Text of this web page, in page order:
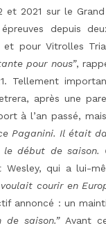
2021 sur le
depuis
pour Vitrolles
pour nous”,
Tellement
après une
à l’an passé,
Paganini. Il était
début de saison.
Wesley, qui a lui-
courir en
annoncé : un
saison.”Avant